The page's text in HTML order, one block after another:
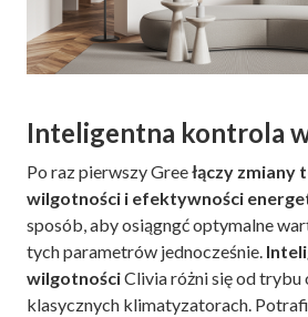
Inteligentna kontrola
Po raz pierwszy Greełączy zmiany
wilgotności i efektywności
sposób, aby osiągngć optymalne
tych parametrów jednocześnie.
wilgotnościClivia różni się od trybu
klasycznych klimatyzatorach.